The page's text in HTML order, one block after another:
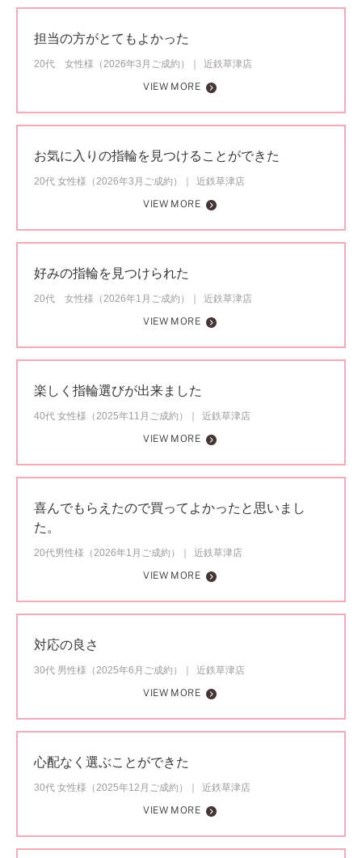
担当の方がとてもよかった
20代 女性様（2026年3月ご成約）
近鉄草津店
VIEW MORE
お気に入りの指輪を見つけることができた
20代 女性様（2026年3月ご成約）
近鉄草津店
VIEW MORE
好みの指輪を見つけられた
20代 女性様（2026年1月ご成約）
近鉄草津店
VIEW MORE
楽しく指輪選びが出来ました
40代 女性様（2025年11月ご成約）
近鉄草津店
VIEW MORE
喜んでもらえたので買ってよかったと思いまし
た。
20代男性様（2026年1月ご成約）
近鉄草津店
VIEW MORE
対応の良さ
30代 男性様（2025年6月ご成約）
近鉄草津店
VIEW MORE
心配なく選ぶことができた
30代 女性様（2025年12月ご成約）
近鉄草津店
VIEW MORE